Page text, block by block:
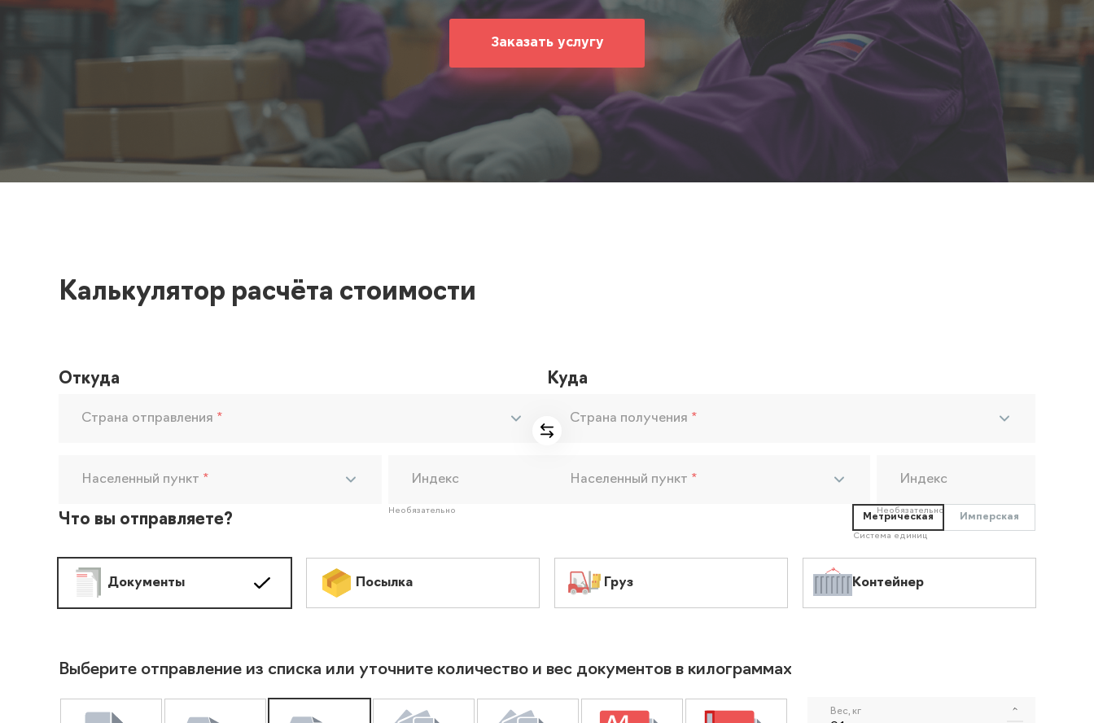
Полезная информация
декларирование
Заказать услугу
Калькулятор расчёта стоимости
Откуда
Страна отправления *
Населенный пункт * Индекс
Необязательно
Куда
Страна получения *
Населенный пункт * Индекс
Необязательно
Что вы отправляете? Метрическая Имперская
Система единиц
Документы Посылка Груз Контейнер
Выберите отправление из списка или уточните количество и вес документов в килограммах
Вес, кг